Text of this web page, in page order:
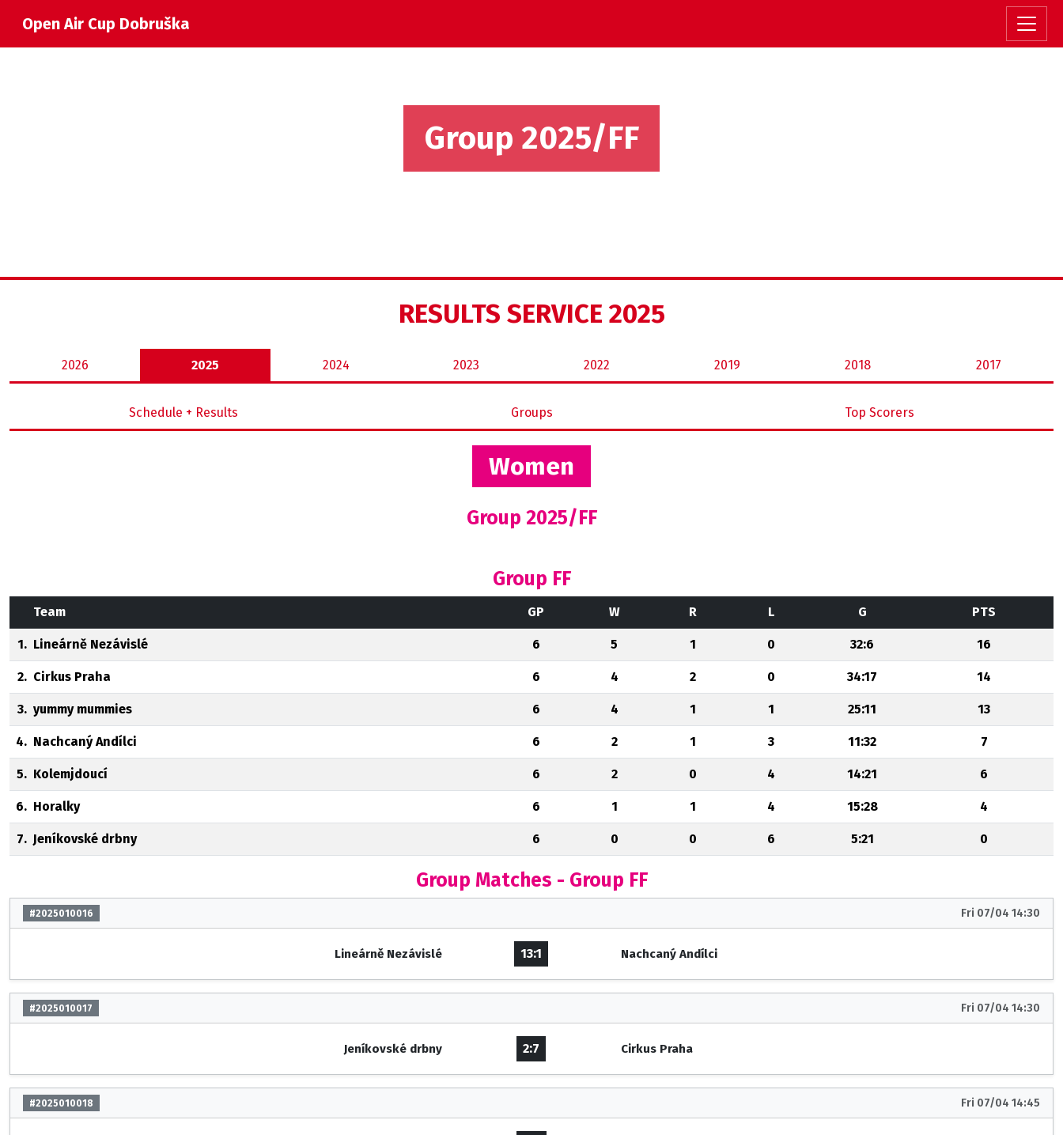
Open Air Cup Dobruška
Group 2025/FF
RESULTS SERVICE 2025
2026 2025 2024 2023 2022 2019 2018 2017
Schedule + Results Groups Top Scorers
Women
Group 2025/FF
Group FF
Team GP W R L G PTS
1. Lineárně Nezávislé 6 5 1 0 32:6 16
2. Cirkus Praha 6 4 2 0 34:17 14
3. yummy mummies 6 4 1 1 25:11 13
4. Nachcaný Andílci 6 2 1 3 11:32 7
5. Kolemjdoucí 6 2 0 4 14:21 6
6. Horalky 6 1 1 4 15:28 4
7. Jeníkovské drbny 6 0 0 6 5:21 0
Group Matches - Group FF
#2025010016 Fri 07/04 14:30
Lineárně Nezávislé 13:1 Nachcaný Andílci
#2025010017 Fri 07/04 14:30
Jeníkovské drbny 2:7 Cirkus Praha
#2025010018 Fri 07/04 14:45